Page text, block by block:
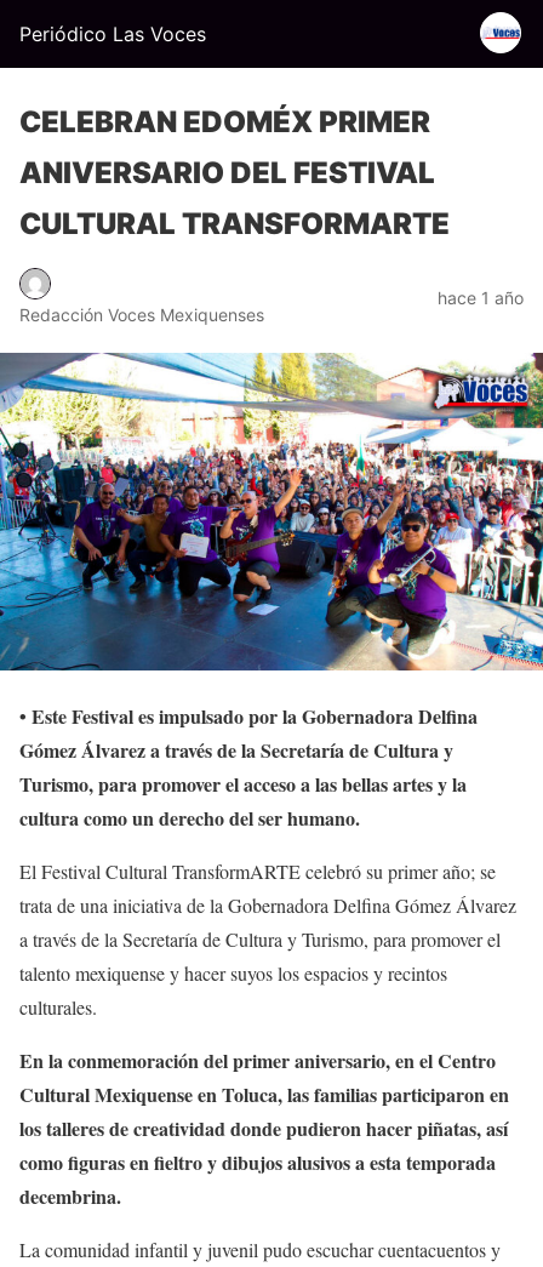
Periódico Las Voces
CELEBRAN EDOMÉX PRIMER
ANIVERSARIO DEL FESTIVAL
CULTURAL TRANSFORMARTE
Redacción Voces Mexiquenses
hace 1 año
• Este Festival es impulsado por la Gobernadora Delfina
Gómez Álvarez a través de la Secretaría de Cultura y
Turismo, para promover el acceso a las bellas artes y la
cultura como un derecho del ser humano.
El Festival Cultural TransformARTE celebró su primer año; se
trata de una iniciativa de la Gobernadora Delfina Gómez Álvarez
a través de la Secretaría de Cultura y Turismo, para promover el
talento mexiquense y hacer suyos los espacios y recintos
culturales.
En la conmemoración del primer aniversario, en el Centro
Cultural Mexiquense en Toluca, las familias participaron en
los talleres de creatividad donde pudieron hacer piñatas, así
como figuras en fieltro y dibujos alusivos a esta temporada
decembrina.
La comunidad infantil y juvenil pudo escuchar cuentacuentos y